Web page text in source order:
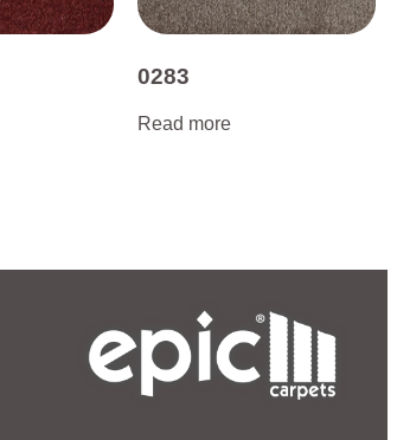
0283
Read more